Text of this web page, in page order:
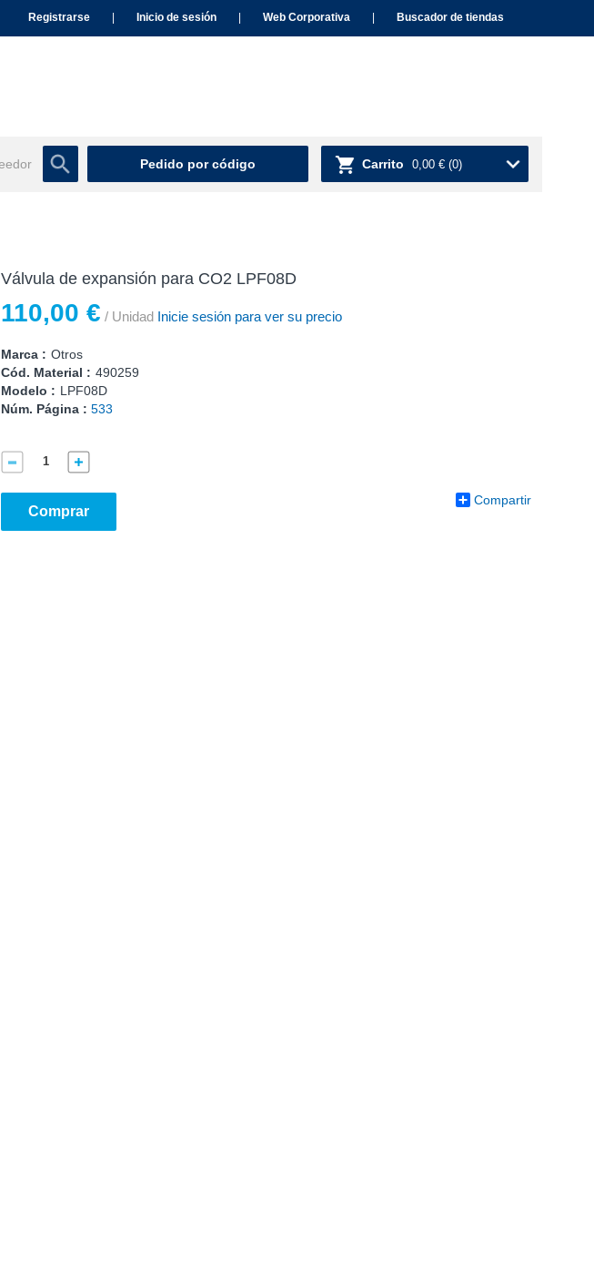
Registrarse Inicio de sesión Web Corporativa Buscador de tiendas
Pedido por código Carrito 0,00 € (0)
Válvula de expansión para CO2 LPF08D
110,00 € / Unidad Inicie sesión para ver su precio
Marca : Otros
Cód. Material : 490259
Modelo : LPF08D
Núm. Página : 533
Comprar
Compartir